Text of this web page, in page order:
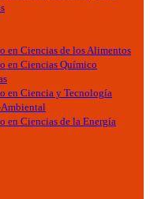
en Ciencias de los Alimentos
en Ciencias Químico
en Ciencia y Tecnología
en Ciencias de la Energía